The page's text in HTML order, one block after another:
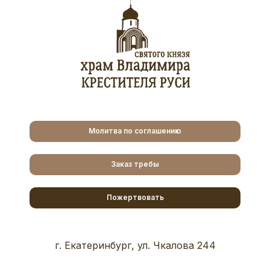
Молитва по соглашению
Заказ требы
Пожертвовать
г. Екатеринбург, ул. Чкалова 244